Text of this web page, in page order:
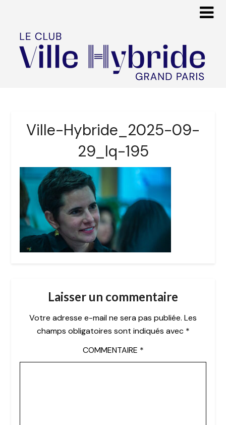
Ville-Hybride_2025-09-
29_lq-195
Laisser un commentaire
Votre adresse e-mail ne sera pas publiée. Les
champs obligatoires sont indiqués avec *
COMMENTAIRE *